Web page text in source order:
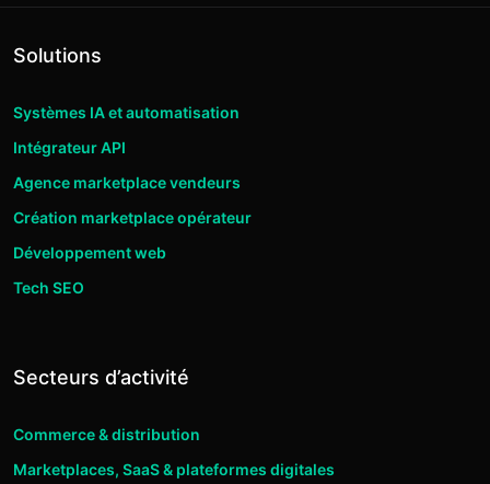
Solutions
Systèmes IA et automatisation
Intégrateur API
Agence marketplace vendeurs
Création marketplace opérateur
Développement web
Tech SEO
Secteurs d’activité
Commerce & distribution
Marketplaces, SaaS & plateformes digitales